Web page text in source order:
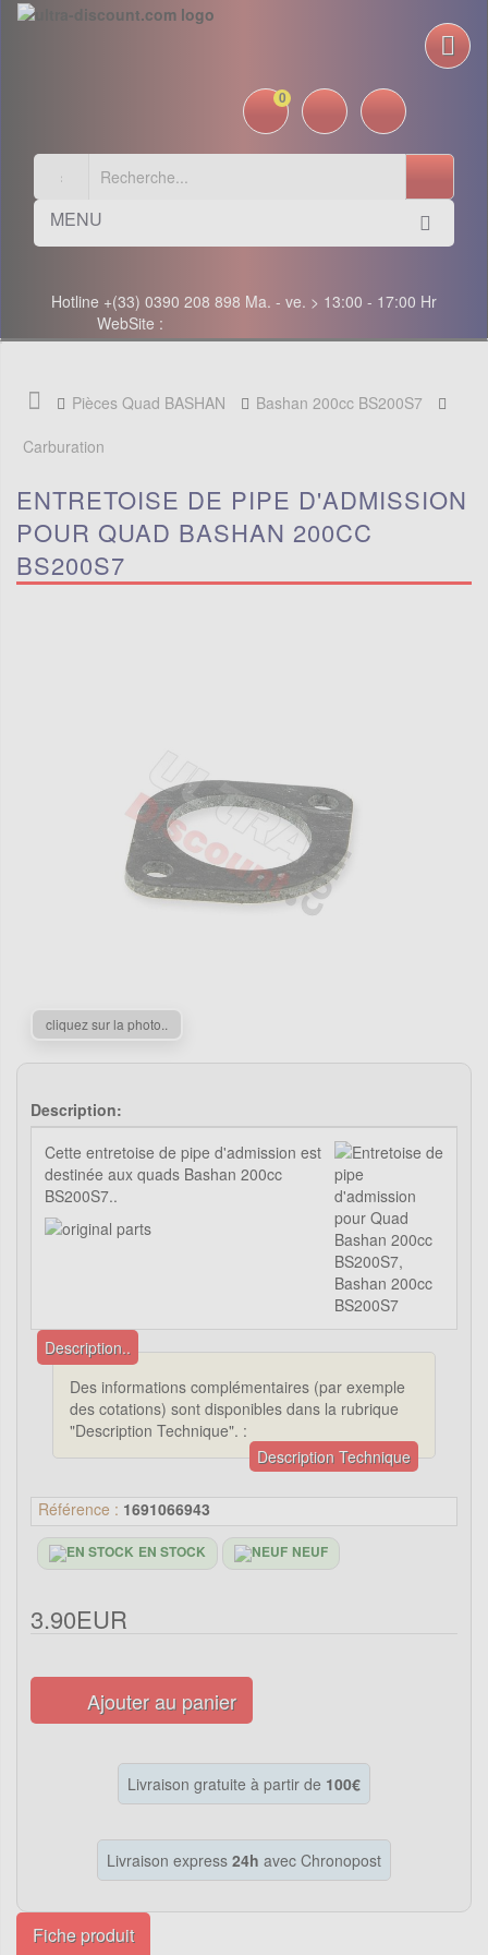
0
MENU
Hotline +(33) 0390 208 898 Ma. - ve. > 13:00 - 17:00 Hr
WebSite :
Pièces Quad BASHAN
Bashan 200cc BS200S7
Carburation
ENTRETOISE DE PIPE D'ADMISSION
POUR QUAD BASHAN 200CC
BS200S7
cliquez sur la photo..
Description:
Cette entretoise de pipe d'admission est
destinée aux quads Bashan 200cc
BS200S7..
Description..
Des informations complémentaires (par exemple
des cotations) sont disponibles dans la rubrique
"Description Technique". :
Description Technique
Référence : 1691066943
EN STOCK NEUF
3.90EUR
Ajouter au panier
Livraison gratuite à partir de 100€
Livraison express 24h avec Chronopost
Fiche produit